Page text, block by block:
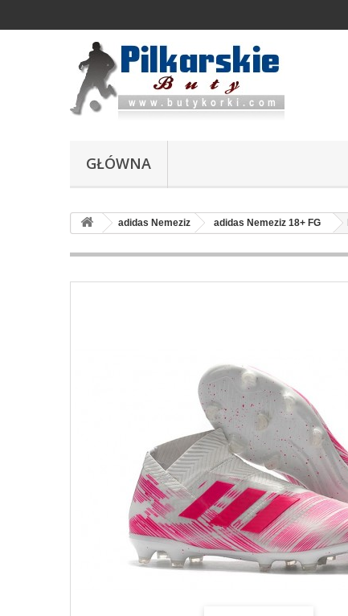
GŁÓWNA
adidas Nemeziz adidas Nemeziz 18+ FG